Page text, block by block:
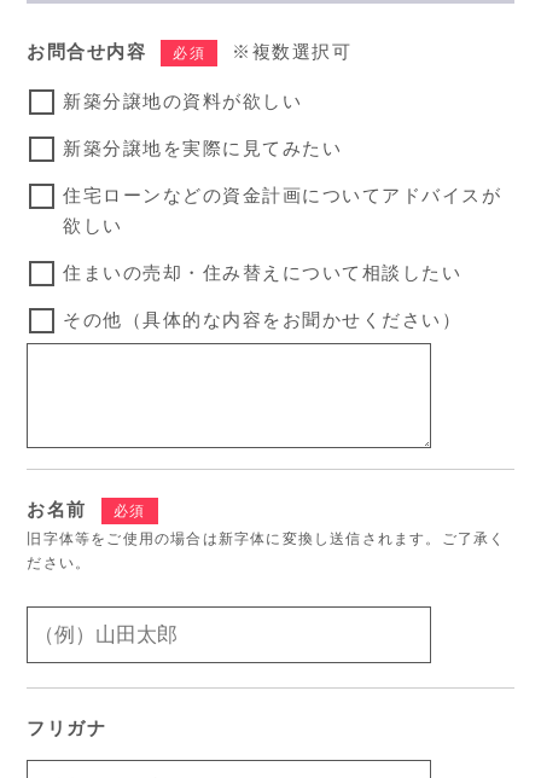
お問合せ内容 必須 ※複数選択可
新築分譲地の資料が欲しい
新築分譲地を実際に見てみたい
住宅ローンなどの資金計画についてアドバイスが
欲しい
住まいの売却・住み替えについて相談したい
その他（具体的な内容をお聞かせください）
お名前
必須
旧字体等をご使用の場合は新字体に変換し送信されます。ご了承く
ださい。
フリガナ